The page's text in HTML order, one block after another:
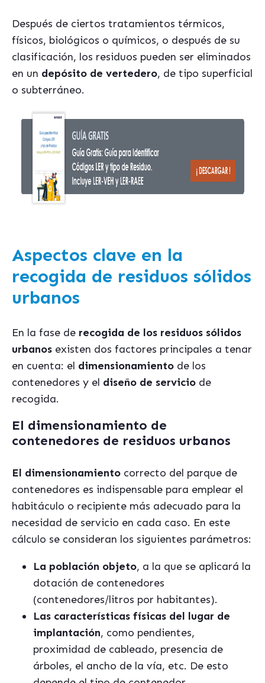
Después de ciertos tratamientos térmicos,
físicos, biológicos o químicos, o después de su
clasificación, los residuos pueden ser eliminados
en un depósito de vertedero, de tipo superficial
o subterráneo.
Aspectos clave en la
recogida de residuos sólidos
urbanos
En la fase de recogida de los residuos sólidos
urbanos existen dos factores principales a tenar
en cuenta: el dimensionamiento de los
contenedores y el diseño de servicio de
recogida.
El dimensionamiento de
contenedores de residuos urbanos
El dimensionamiento correcto del parque de
contenedores es indispensable para emplear el
habitáculo o recipiente más adecuado para la
necesidad de servicio en cada caso. En este
cálculo se consideran los siguientes parámetros:
La población objeto, a la que se aplicará la
dotación de contenedores
(contenedores/litros por habitantes).
Las características físicas del lugar de
implantación, como pendientes,
proximidad de cableado, presencia de
árboles, el ancho de la vía, etc. De esto